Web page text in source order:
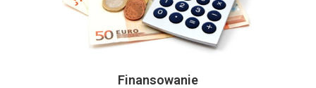
Finansowanie